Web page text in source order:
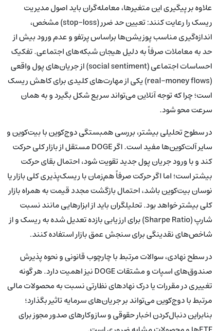
علاوه بر پیگیری این متغیرها، معامله‌گران باید اصول مدیریت
ریسک را رعایت کنند: تعیین حد ضرر (stop-loss) مشخص،
اندازه‌گیری مناسب پوزیشن‌ها براساس پرتفو و عدم ورود بیش از
حد به معاملات صرفاً به دلیل هیجان شبکه‌های اجتماعی. تفکیک
احساسات اجتماعی (social sentiment) از جریان‌های پول واقعی
(real-money flows) یکی از مهارت‌های کلیدی برای کاهش ریسک
است؛ چرا که توجه آنلاین می‌تواند سریع شکل بگیرد و به همان
سرعت محو شود.
در سطوح تحلیلی بیشتر، بررسی همبستگی دوج‌کوین با بیت‌کوین و
سایر آلت‌کوین‌ها مفید است. اگر DOGE مستقل از بازار کلی حرکت
کند و با ورود جریان پول جدید تقویت شود، احتمال بقای حرکت
بیشتر است؛ اما اگر حرکت صرفاً هم‌زمان با ریسک‌پذیری کلی بازار یا
نوسان بیت‌کوین باشد، احتمال بازگشت مجدد قیمت به همراه بازار
کلی بیشتر خواهد بود. تحلیلگران باید از ابزارهایی مانند نسبت
شارپ (Sharpe Ratio) برای ارزیابی بازده تعدیل شده به ریسک و از
شاخص‌های نقدینگی برای سنجش عمق بازار استفاده کنند.
در سطح نهادی، سوالات مرتبط با چارچوب قانونی و نحوه پذیرش
صندوق‌های اسپات و مشتقات DOGE نیز اهمیت دارد. هر گونه
تغییری در مقررات یا درک نهادهای نظارتی نسبت به محصولات مالی
مرتبط با دوج‌کوین می‌تواند بر جریان‌های سرمایه تاثیر بگذارد؛
بنابراین دنبال‌کردن اخبار حقوقی و سازوکارهای صدور مجوز برای